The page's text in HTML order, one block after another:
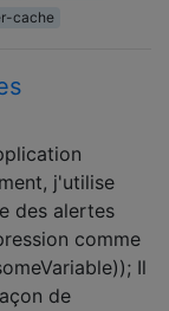
cache
j'utilise
des alertes
comme
Il
de